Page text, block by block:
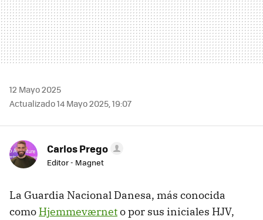
12 Mayo 2025
Actualizado 14 Mayo 2025, 19:07
Carlos Prego
Editor - Magnet
La Guardia Nacional Danesa, más conocida
como Hjemmeværneto por sus iniciales HJV,